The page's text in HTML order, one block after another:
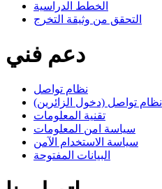
الخطط الدراسية
التحقق من وثيقة التخرج
دعم فني
نظام تواصل
نظام تواصل (دخول الزائرين)
تقنية المعلومات
سياسة امن المعلومات
سياسة الاستخدام الآمن
البيانات المفتوحة